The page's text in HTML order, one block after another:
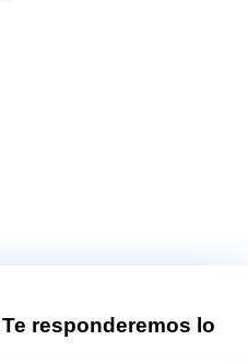
responderemos lo